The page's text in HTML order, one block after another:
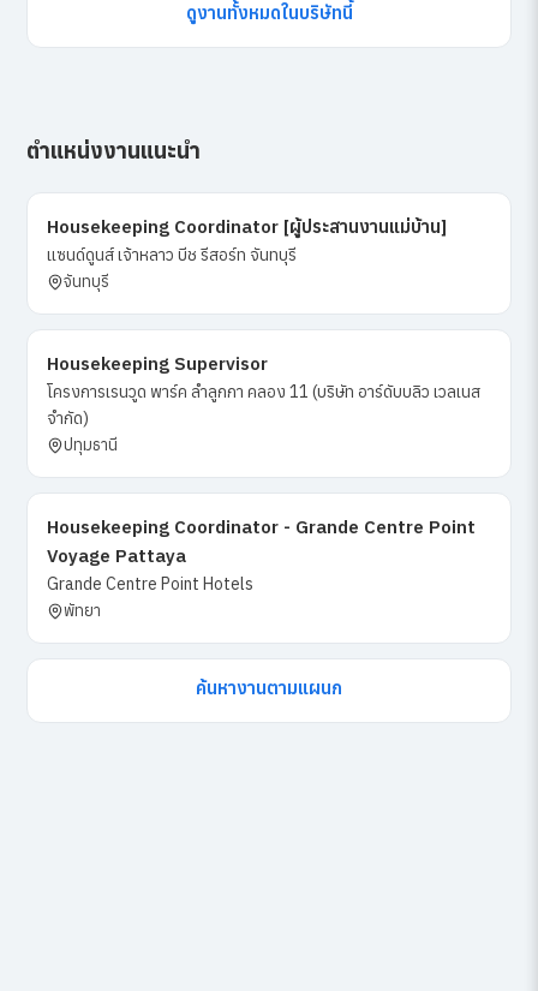
ดูงานทั้งหมดในบริษัทนี้
ตำแหน่งงานแนะนำ
Housekeeping Coordinator [ผู้ประสานงานแม่บ้าน]
แซนด์ดูนส์ เจ้าหลาว บีช รีสอร์ท จันทบุรี
จันทบุรี
Housekeeping Supervisor
โครงการเรนวูด พาร์ค ลำลูกกา คลอง 11 (บริษัท อาร์ดับบลิว เวลเนส
จำกัด)
ปทุมธานี
Housekeeping Coordinator - Grande Centre Point
Voyage Pattaya
Grande Centre Point Hotels
พัทยา
ค้นหางานตามแผนก